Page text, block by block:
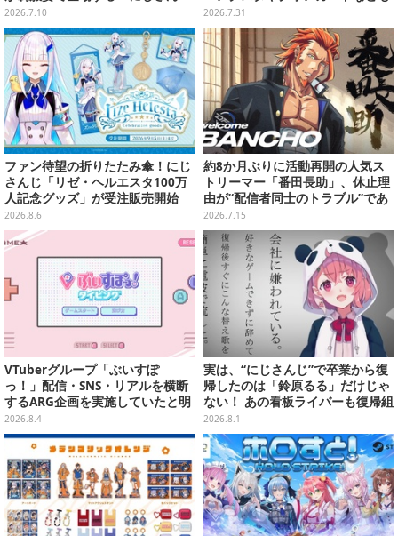
じ」×「スイパラ」コラボが8月14
日より開催
2026.7.10 2026.7.31
ファン待望の折りたたみ傘！にじ
さんじ「リゼ・ヘルエスタ100万
人記念グッズ」が受注販売開始
2026.8.6
約8か月ぶりに活動再開の人気ス
トリーマー「番田長助」、休止理
由が“配信者同士のトラブル”であ
ったと明かす―「原因は自身の未
熟さと慢心」
2026.7.15
VTuberグループ「ぶいすぽ
っ！」配信・SNS・リアルを横断
するARG企画を実施していたと明
らかに―ファンメイドらしきタイ
ピングゲームが実は…
2026.8.4
実は、“にじさんじ”で卒業から復
帰したのは「鈴原るる」だけじゃ
ない！ あの看板ライバーも復帰組
って知ってた？【特集】
2026.8.1